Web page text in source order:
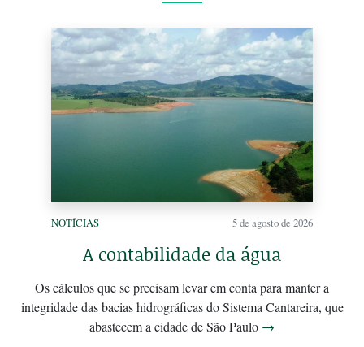
NOTÍCIAS 5 de agosto de 2026
A contabilidade da água
Os cálculos que se precisam levar em conta para manter a
integridade das bacias hidrográficas do Sistema Cantareira, que
abastecem a cidade de São Paulo →